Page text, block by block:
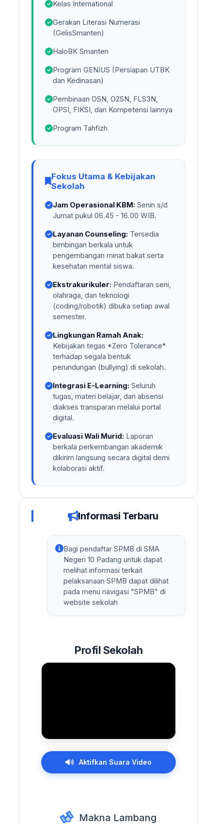
Kelas International
Gerakan Literasi Numerasi
(GelisSmanten)
HaloBK Smanten
Program GENIUS (Persiapan UTBK
dan Kedinasan)
Pembinaan OSN, O2SN, FLS3N,
OPSI, FIKSI, dan Kompetensi lainnya
Program Tahfizh
Fokus Utama & Kebijakan
Sekolah
Jam Operasional KBM: Senin s/d
Jumat pukul 06.45 - 16.00 WIB.
Layanan Counseling: Tersedia
bimbingan berkala untuk
pengembangan minat bakat serta
kesehatan mental siswa.
Ekstrakurikuler: Pendaftaran seni,
olahraga, dan teknologi
(coding/robotik) dibuka setiap awal
semester.
Lingkungan Ramah Anak:
Kebijakan tegas *Zero Tolerance*
terhadap segala bentuk
perundungan (bullying) di sekolah.
Integrasi E-Learning: Seluruh
tugas, materi belajar, dan absensi
diakses transparan melalui portal
digital.
Evaluasi Wali Murid: Laporan
berkala perkembangan akademik
dikirim langsung secara digital demi
kolaborasi aktif.
Informasi Terbaru
Bagi pendaftar SPMB di SMA
Negeri 10 Padang untuk dapat
melihat informasi terkait
pelaksanaan SPMB dapat dilihat
pada menu navigasi "SPMB" di
website sekolah
Profil Sekolah
Aktifkan Suara Video
Makna Lambang